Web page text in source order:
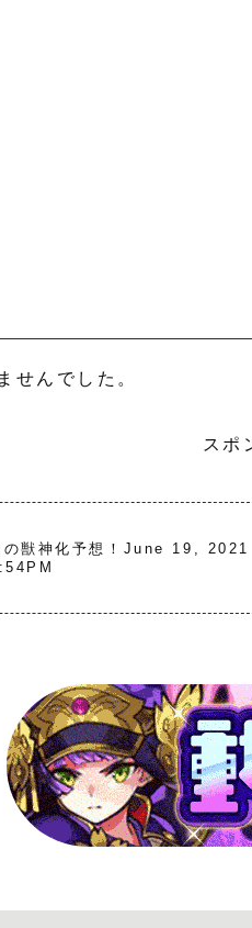
せんでした。
スポ
の獣神化予想！June 19, 2021